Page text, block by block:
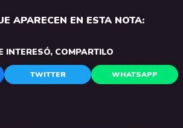
APARECEN EN ESTA NOTA:
INTERESÓ, COMPARTILO
TWITTER WHATSAPP